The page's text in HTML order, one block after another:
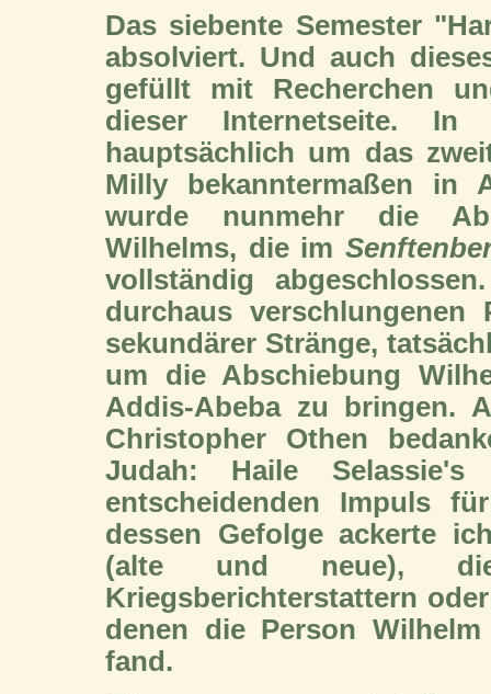
Das siebente Semester
absolviert. Und auch
gefüllt mit Recherchen
dieser Internetseite.
hauptsächlich um das
Milly bekanntermaßen in
wurde nunmehr die
Wilhelms, die im
vollständig
durchaus
sekundärer Stränge,
um die Abschiebung
Addis-Abeba zu bringen.
Christopher Othen
Judah: Haile
entscheidenden Impuls
dessen Gefolge ackerte
(alte und neue),
Kriegsberichterstattern
denen die Person
fand.